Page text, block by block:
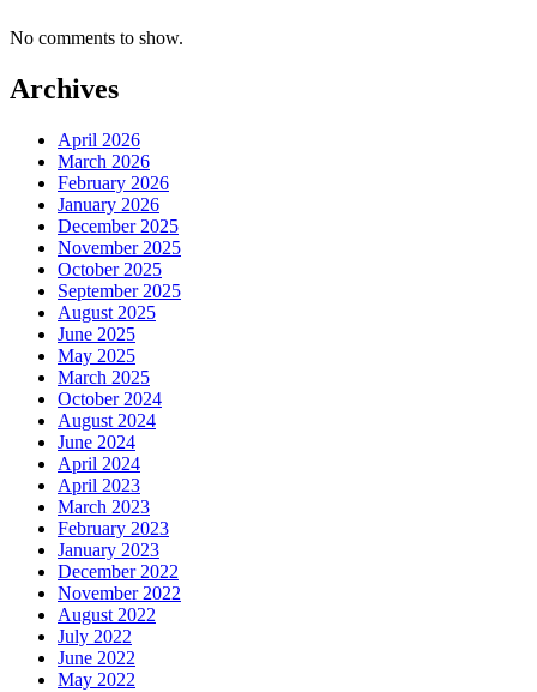
No comments to show.
Archives
April 2026
March 2026
February 2026
January 2026
December 2025
November 2025
October 2025
September 2025
August 2025
June 2025
May 2025
March 2025
October 2024
August 2024
June 2024
April 2024
April 2023
March 2023
February 2023
January 2023
December 2022
November 2022
August 2022
July 2022
June 2022
May 2022